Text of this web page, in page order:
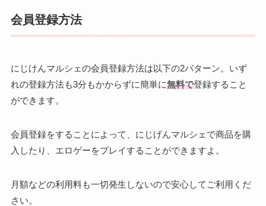
会員登録方法
にじけんマルシェの会員登録方法は以下の2パターン。いず
れの登録方法も3分もかからずに簡単に無料で登録すること
ができます。
会員登録をすることによって、にじげんマルシェで商品を購
入したり、エロゲーをプレイすることができますよ。
月額などの利用料も一切発生しないので安心してご利用くだ
さい。